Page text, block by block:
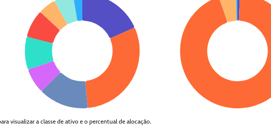
Chart with 11 data points.
View as data table, Chart
Chart with 11 data points.
View as data table, Chart
visualizar a classe de ativo e o percentual de alocação.